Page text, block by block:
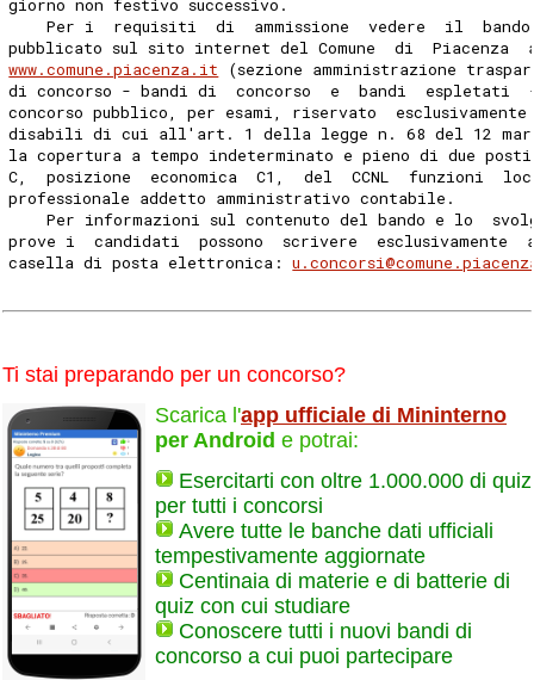
Per i  requisiti  di  ammissione  vedere  il
pubblicato sul sito internet del Comune  di
www.comune.piacenza.it (sezione amministrazione
di concorso - bandi di  concorso  e  bandi  espletati
concorso pubblico, per esami, riservato
disabili di cui all'art. 1 della legge n. 68 del 12
la copertura a tempo indeterminato e pieno di due
C,  posizione  economica  C1,  del  CCNL  funzioni
professionale addetto amministrativo contabile.
Per informazioni sul contenuto del bando e lo
prove i  candidati  possono  scrivere  esclusivamente
casella di posta elettronica:
Ti stai preparando per un concorso?
Scarica l'app ufficiale di Mininterno
per Android e potrai:
Esercitarti con oltre 1.000.000 di quiz
per tutti i concorsi
Avere tutte le banche dati ufficiali
tempestivamente aggiornate
Centinaia di materie e di batterie di
quiz con cui studiare
Conoscere tutti i nuovi bandi di
concorso a cui puoi partecipare